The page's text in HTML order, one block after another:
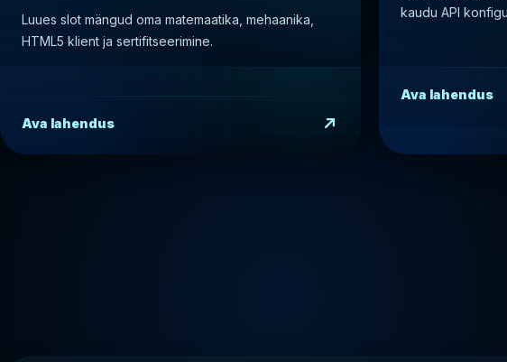
Luues slot mängud oma matemaatika, mehaanika,
HTML5 klient ja sertifitseerimine.
Ava lahendus
kaudu API
Ava lahendus